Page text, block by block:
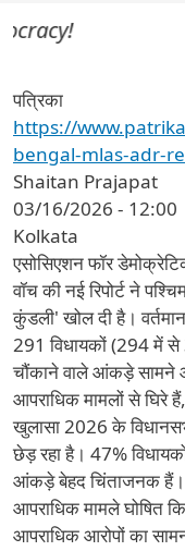
पत्रिका
https://
bengal-mlas-adr-
Shaitan Prajapat
03/16/2026 - 12:00
Kolkata
एसोसिएशन फॉर
वॉच की नई रिपोर्ट ने
कुंडली' खोल दी है।
291 विधायकों (294 में
चौंकाने वाले आंकड़े सामने
आपराधिक मामलों से घिरे
खुलासा 2026 के
छेड़ रहा है। 47%
आंकड़े बेहद चिंताजनक
आपराधिक मामले घोषित
आपराधिक आरोपों का